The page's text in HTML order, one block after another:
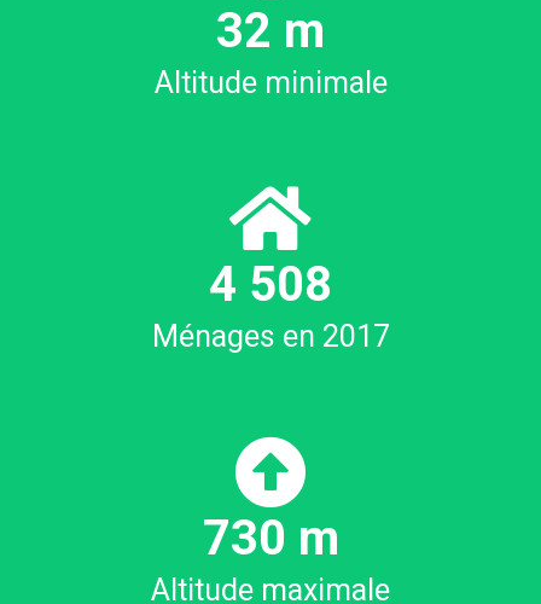
34 m
Altitude minimale
4 532
Ménages en 2017
781 m
Altitude maximale